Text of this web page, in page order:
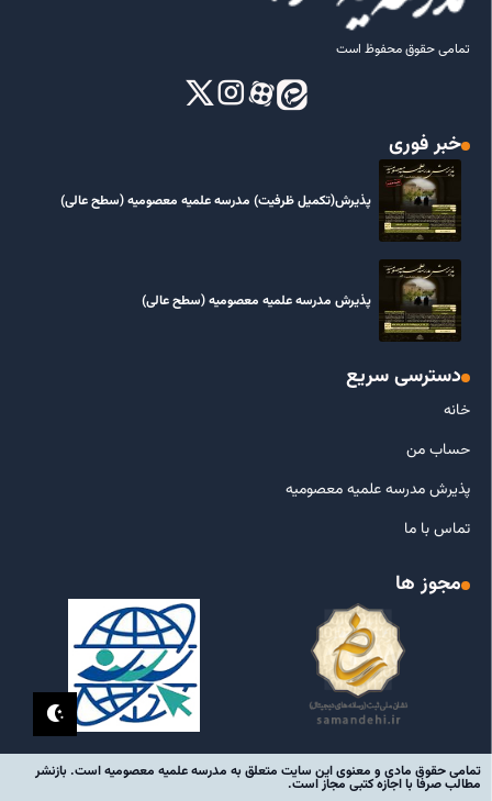
تمامی حقوق محفوظ است
خبر فوری
پذیرش(تکمیل ظرفیت) مدرسه علمیه معصومیه‌ (سطح عالی)
پذیرش مدرسه علمیه معصومیه‌ (سطح عالی)
دسترسی سریع
خانه
حساب من
پذیرش مدرسه علمیه معصومیه
تماس با ما
مجوز ها
تمامی حقوق مادی و معنوی این سایت متعلق به مدرسه علمیه معصومیه است. بازنشر
مطالب صرفا با اجازه کتبی مجاز است.